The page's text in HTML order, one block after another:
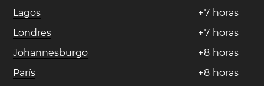
Lagos
+7 horas
Londres
+7 horas
Johannesburgo
+8 horas
París
+8 horas